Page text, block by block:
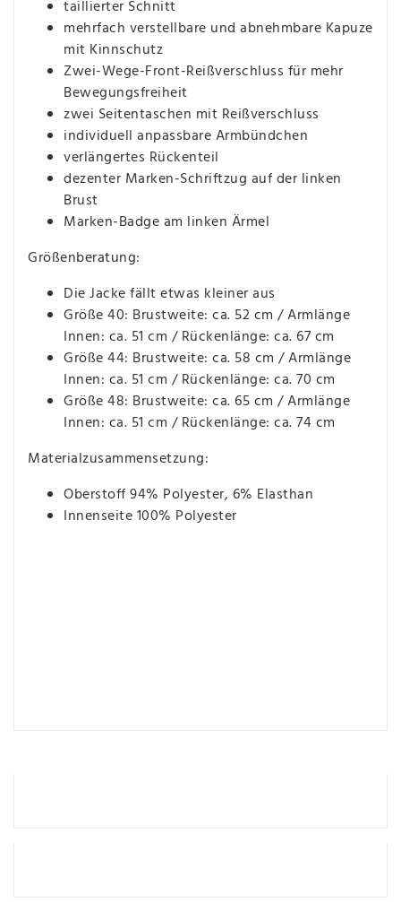
taillierter Schnitt
mehrfach verstellbare und abnehmbare Kapuze
mit Kinnschutz
Zwei-Wege-Front-Reißverschluss für mehr
Bewegungsfreiheit
zwei Seitentaschen mit Reißverschluss
individuell anpassbare Armbündchen
verlängertes Rückenteil
dezenter Marken-Schriftzug auf der linken
Brust
Marken-Badge am linken Ärmel
Größenberatung:
Die Jacke fällt etwas kleiner aus
Größe 40: Brustweite: ca. 52 cm / Armlänge
Innen: ca. 51 cm / Rückenlänge: ca. 67 cm
Größe 44: Brustweite: ca. 58 cm / Armlänge
Innen: ca. 51 cm / Rückenlänge: ca. 70 cm
Größe 48: Brustweite: ca. 65 cm / Armlänge
Innen: ca. 51 cm / Rückenlänge: ca. 74 cm
Materialzusammensetzung:
Oberstoff 94% Polyester, 6% Elasthan
Innenseite 100% Polyester